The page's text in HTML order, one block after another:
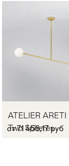
ATELIER ARETI
Two Spheres
от 71 458,17 руб